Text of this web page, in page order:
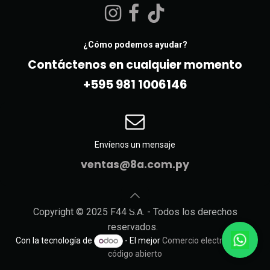
¿Cómo podemos ayudar?
Contáctenos en cualquier momento
+595 981 10061​46
Envíenos un mensaje
ventas@8a.com.py
Copyright © 2025 F44 S.A. - Todos los derechos
reservados.
Con la tecnología de - El mejorComercio electrónico de
código abierto